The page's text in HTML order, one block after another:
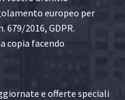
europeo per
2016, GDPR.
copia facendo
e offerte speciali